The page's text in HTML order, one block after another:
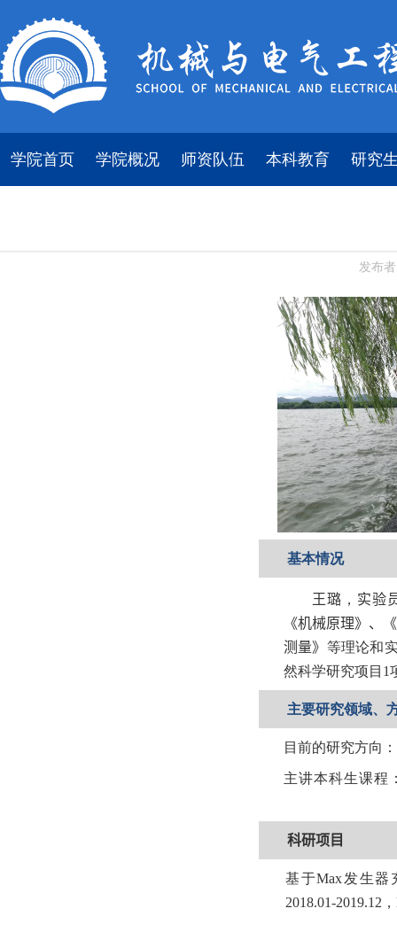
学院首页 学院概况 师资队伍 本科教育 研究
发布
基本情况
王璐 ， 实验
《机械原理》、《
测量》 等理论和
然科学研究项目 1
主要研究领域、
目前的研究方向：
主讲本科生课程
科研项目
基于Max发生器
2018.01-2019.12 ，